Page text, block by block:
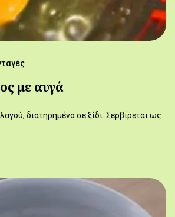
με αυγά
διατηρημένο σε ξίδι. Σερβίρεται ως